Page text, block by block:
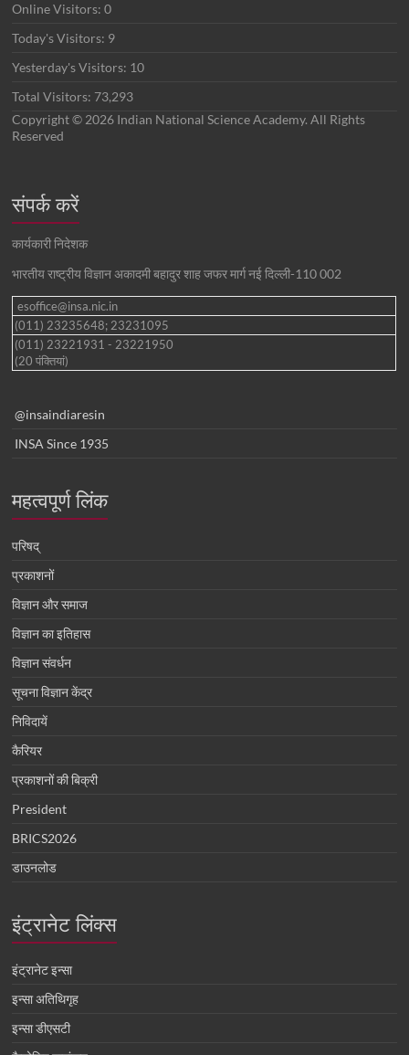
Online Visitors:0
Today's Visitors: 9
Yesterday's Visitors: 10
Total Visitors: 73,293
Copyright © 2026 Indian National Science Academy. All Rights
Reserved
संपर्क करें
कार्यकारी निदेशक
भारतीय राष्ट्रीय विज्ञान अकादमी बहादुर शाह जफर मार्ग नई दिल्ली-110 002
esoffice@insa.nic.in
(011) 23235648; 23231095
(011) 23221931 - 23221950
(20 पंक्तियां)
@insaindiaresin
INSA Since 1935
महत्वपूर्ण लिंक
परिषद्
प्रकाशनों
विज्ञान और समाज
विज्ञान का इतिहास
विज्ञान संवर्धन
सूचना विज्ञान केंद्र
निविदायें
कैरियर
प्रकाशनों की बिक्री
President
BRICS2026
डाउनलोड
इंट्रानेट लिंक्स
इंट्रानेट इन्सा
इन्सा अतिथिगृह
इन्सा डीएसटी